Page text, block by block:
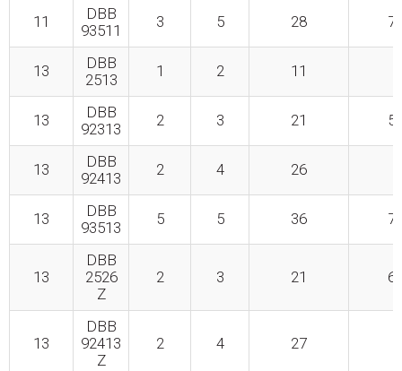
11
DBB
93511
3 5 28
13
DBB
2513
1 2 11
13
DBB
92313
2 3 21
13
DBB
92413
2 4 26
13
DBB
93513
5 5 36
13
DBB
2526
Z
2 3 21
13
DBB
92413
Z
2 4 27